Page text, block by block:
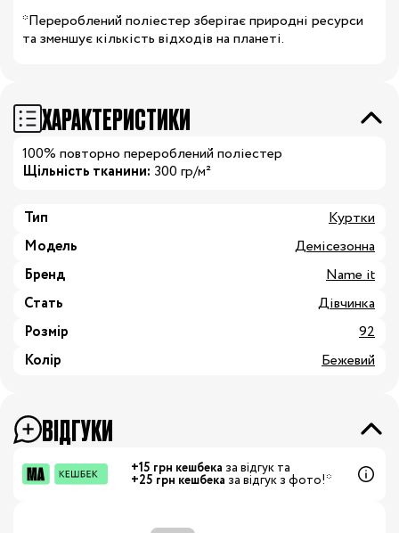
*Перероблений поліестер зберігає природні ресурси
та зменшує кількість відходів на планеті.
ХАРАКТЕРИСТИКИ
100% повторно перероблений поліестер
Щільність тканини: 300 гр/м²
Тип
Куртки
Модель
Демісезонна
Бренд
Name it
Стать
Дівчинка
Розмір
92
Колір
Бежевий
ВІДГУКИ
+15 грн кешбека за відгук та
+25 грн кешбека за відгук з фото!*